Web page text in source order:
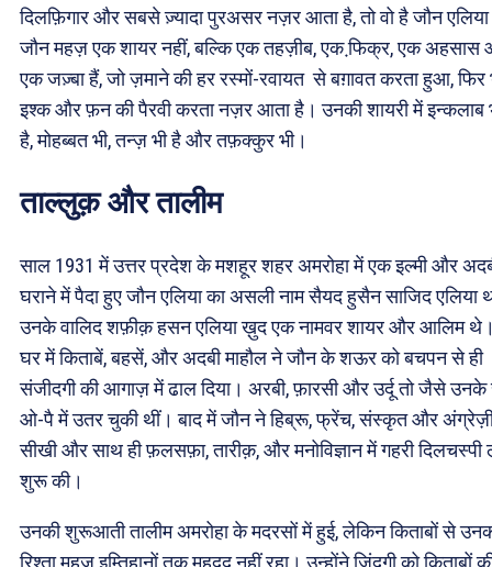
दिलफ़िगार और सबसे ज़्यादा पुरअसर नज़र आता है, तो वो है जौन
जौन महज़ एक शायर नहीं, बल्कि एक तहज़ीब, एक फि़क्र, एक अहसास
एक जज़्बा हैं, जो ज़माने की हर रस्मों-रवायत से बग़ावत करता हुआ, फिर
इश्क और फ़न की पैरवी करता नज़र आता है। उनकी शायरी में इन्कलाब
है, मोहब्बत भी, तन्ज़ भी है और तफ़क्कुर भी।
ताल्लुक़ और तालीम
साल 1931 में उत्तर प्रदेश के मशहूर शहर अमरोहा में एक इल्मी और
घराने में पैदा हुए जौन एलिया का असली नाम सैयद हुसैन साजिद एलिया
उनके वालिद शफ़ीक़ हसन एलिया ख़ुद एक नामवर शायर और आलिम
घर में किताबें, बहसें, और अदबी माहौल ने जौन के शऊर को बचपन से ही
संजीदगी की आगाज़ में ढाल दिया। अरबी, फ़ारसी और उर्दू तो जैसे उनके
ओ-पै में उतर चुकी थीं। बाद में जौन ने हिब्रू, फ्रेंच, संस्कृत और
सीखी और साथ ही फ़लसफ़ा, तारीक़, और मनोविज्ञान में गहरी दिलचस्पी
शुरू की।
उनकी शुरूआती तालीम अमरोहा के मदरसों में हुई, लेकिन किताबों से
रिश्ता महज़ इम्तिहानों तक महदूद नहीं रहा। उन्होंने ज़िंदगी को किताबों